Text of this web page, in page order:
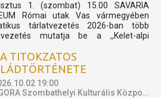
1. (szombat) 15.00 SAVARIA
Római utak Vas vármegyében
tárlatvezetés 2026-ban több
mutatja be a ,,Kelet-alpi
tervezett sorozat a geológiai
napjainkig villantja fel azokat
eseményeket, történéseket,...
TITOKZATOS
19:00
AGORA Szombathelyi Kulturális Központ